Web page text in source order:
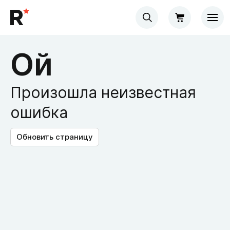
Ой
Произошла неизвестная
ошибка
Обновить страницу